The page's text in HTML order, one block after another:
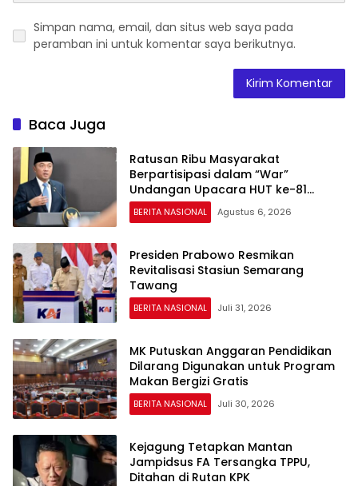
Simpan nama, email, dan situs web saya pada
peramban ini untuk komentar saya berikutnya.
Baca Juga
Ratusan Ribu Masyarakat
Berpartisipasi dalam “War”
Undangan Upacara HUT ke-81
Kemerdekaan RI
BERITA NASIONAL Agustus 6, 2026
Presiden Prabowo Resmikan
Revitalisasi Stasiun Semarang
Tawang
BERITA NASIONAL Juli 31, 2026
MK Putuskan Anggaran Pendidikan
Dilarang Digunakan untuk Program
Makan Bergizi Gratis
BERITA NASIONAL Juli 30, 2026
Kejagung Tetapkan Mantan
Jampidsus FA Tersangka TPPU,
Ditahan di Rutan KPK